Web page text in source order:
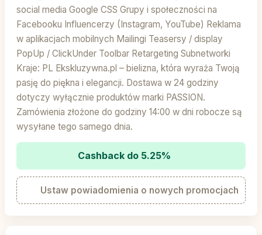
social media Google CSS Grupy i społeczności na
Facebooku Influencerzy (Instagram, YouTube) Reklama
w aplikacjach mobilnych Mailingi Teasersy / display
PopUp / ClickUnder Toolbar Retargeting Subnetworki
Kraje: PL Ekskluzywna.pl – bielizna, która wyraża Twoją
pasję do piękna i elegancji. Dostawa w 24 godziny
dotyczy wyłącznie produktów marki PASSION.
Zamówienia złożone do godziny 14:00 w dni robocze są
wysyłane tego samego dnia.
Cashback do 5.25%
Ustaw powiadomienia o nowych promocjach